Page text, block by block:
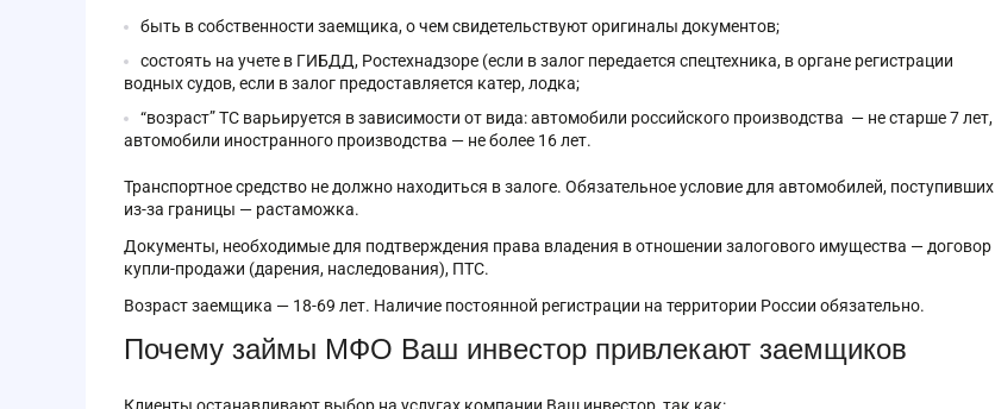
быть в собственности заемщика, о чем свидетельствуют оригиналы документов;
состоять на учете в ГИБДД, Ростехнадзоре (если в залог передается спецтехника, в органе регистрации
водных судов, если в залог предоставляется катер, лодка;
“возраст” ТС варьируется в зависимости от вида: автомобили российского производства — не старше 7 лет,
автомобили иностранного производства — не более 16 лет.
Транспортное средство не должно находиться в залоге. Обязательное условие для автомобилей, поступивших
из-за границы — растаможка.
Документы, необходимые для подтверждения права владения в отношении залогового имущества — договор
купли-продажи (дарения, наследования), ПТС.
Возраст заемщика — 18-69 лет. Наличие постоянной регистрации на территории России обязательно.
Почему займы МФО Ваш инвестор привлекают заемщиков